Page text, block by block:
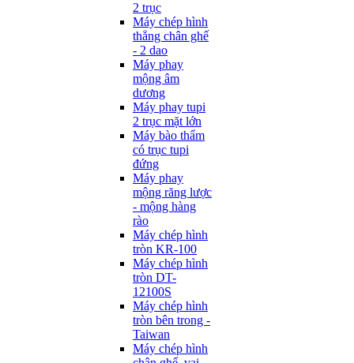
2 trục
Máy chép hình
thẳng chân ghế
- 2 dao
Máy phay
mộng âm
dương
Máy phay tupi
2 trục mặt lớn
Máy bào thẩm
có trục tupi
đứng
Máy phay
mộng răng lược
- mộng hàng
rào
Máy chép hình
tròn KR-100
Máy chép hình
tròn DT-
12100S
Máy chép hình
tròn bên trong -
Taiwan
Máy chép hình